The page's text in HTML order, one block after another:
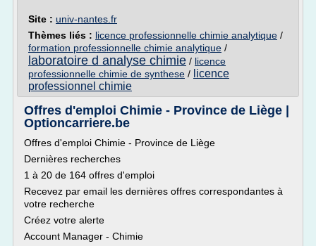
Site : univ-nantes.fr
Thèmes liés : licence professionnelle chimie analytique /
formation professionnelle chimie analytique /
laboratoire d analyse chimie / licence
professionnelle chimie de synthese / licence
professionnel chimie
Offres d'emploi Chimie - Province de Liège |
Optioncarriere.be
Offres d'emploi Chimie - Province de Liège
Dernières recherches
1 à 20 de 164 offres d'emploi
Recevez par email les dernières offres correspondantes à
votre recherche
Créez votre alerte
Account Manager - Chimie